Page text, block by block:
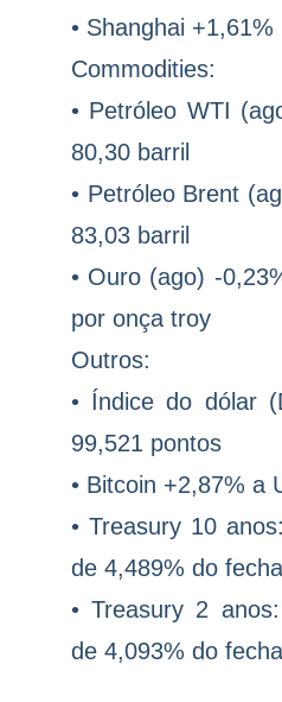
• Shanghai +1,61%
Commodities:
• Petróleo WTI
80,30 barril
• Petróleo Brent
83,03 barril
• Ouro (ago) -
por onça troy
Outros:
• Índice do dólar
99,521 pontos
• Bitcoin +2,87% a
• Treasury 10
de 4,489% do
• Treasury 2
de 4,093% do